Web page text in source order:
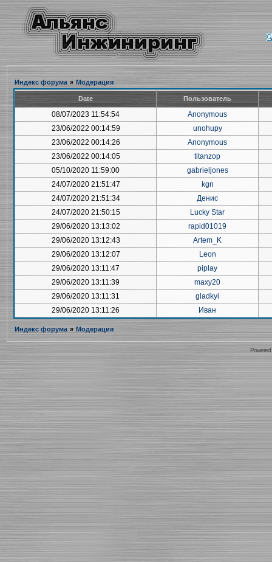
Индекс форума » Модерация
Date Пользователь
08/07/2023 11:54:54
Anonymous
23/06/2022 00:14:59
unohupy
23/06/2022 00:14:26
Anonymous
23/06/2022 00:14:05
titanzop
05/10/2020 11:59:00
gabrieljones
24/07/2020 21:51:47
kgn
24/07/2020 21:51:34
Денис
24/07/2020 21:50:15
Lucky Star
29/06/2020 13:13:02
rapid01019
29/06/2020 13:12:43
Artem_K
29/06/2020 13:12:07
Leon
29/06/2020 13:11:47
piplay
29/06/2020 13:11:39
maxy20
29/06/2020 13:11:31
gladkyi
29/06/2020 13:11:26
Иван
Индекс форума » Модерация